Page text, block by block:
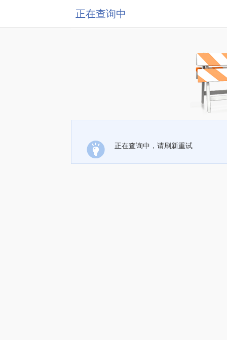
正在查询中
正在查询中，请刷新重试